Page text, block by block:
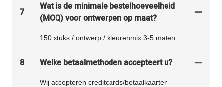
7
Wat is de minimale bestelhoeveelheid
(MOQ) voor ontwerpen op maat?
150 stuks / ontwerp / kleurenmix 3-5 maten.
8 Welke betaalmethoden accepteert u?
Wij accepteren creditcards/betaalkaarten